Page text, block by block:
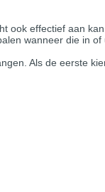
ook effectief aan
wanneer die in
Als de eerste